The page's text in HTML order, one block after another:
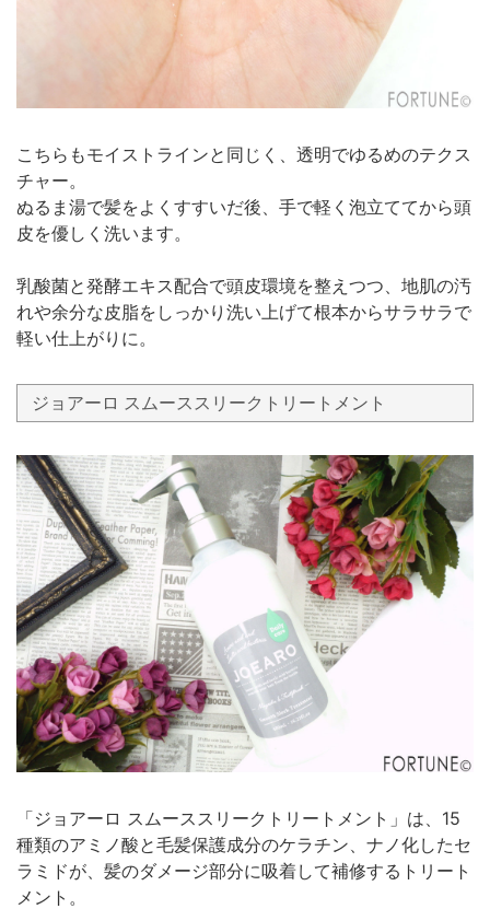
こちらもモイストラインと同じく、透明でゆるめのテクス
チャー。
ぬるま湯で髪をよくすすいだ後、手で軽く泡立ててから頭
皮を優しく洗います。
乳酸菌と発酵エキス配合で頭皮環境を整えつつ、地肌の汚
れや余分な皮脂をしっかり洗い上げて根本からサラサラで
軽い仕上がりに。
ジョアーロ スムーススリークトリートメント
「ジョアーロ スムーススリークトリートメント」は、15
種類のアミノ酸と毛髪保護成分のケラチン、ナノ化したセ
ラミドが、髪のダメージ部分に吸着して補修するトリート
メント。